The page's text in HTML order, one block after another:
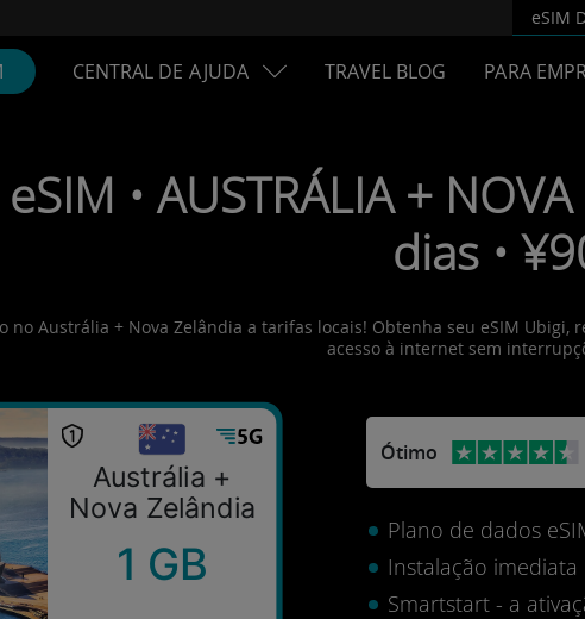
eSIM
CENTRAL DE AJUDA TRAVEL BLOG PARA
eSIM • AUSTRÁLIA +
dias •
no Austrália + Nova Zelândia a tarifas locais! Obtenha seu eSIM
acesso à internet sem
Austrália +
Nova Zelândia
1 GB
Ótimo
Plano de dados
Instalação
Smartstart - a